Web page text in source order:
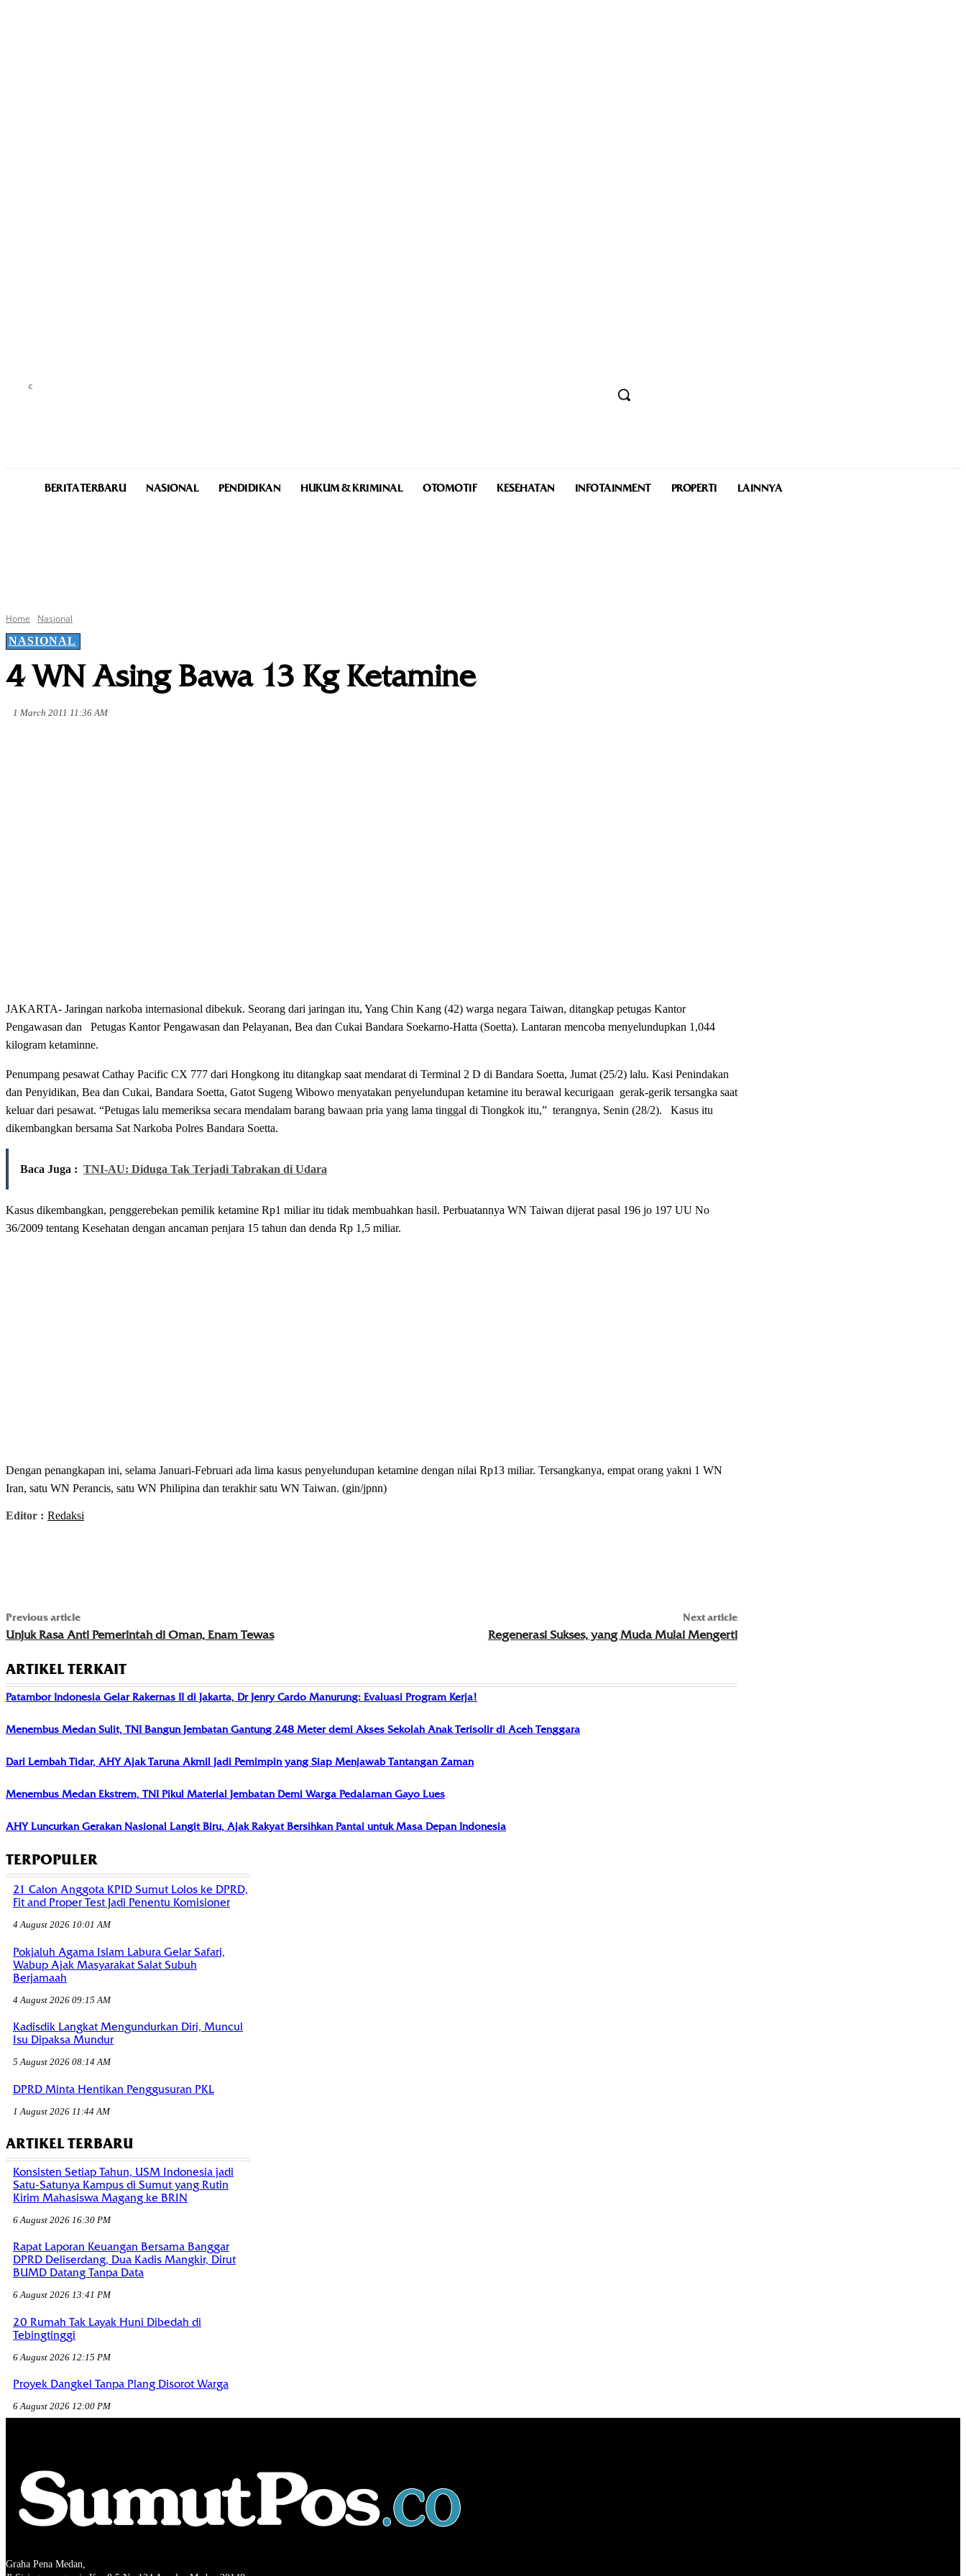
C
BERITA TERBARU NASIONAL PENDIDIKAN HUKUM & KRIMINAL OTOMOTIF KESEHATAN INFOTAINMENT PROPERTI LAINNYA
Home
Nasional
NASIONAL
4 WN Asing Bawa 13 Kg Ketamine
1 March 2011 11:36 AM
JAKARTA- Jaringan narkoba internasional dibekuk. Seorang dari jaringan itu, Yang Chin Kang (42) warga negara Taiwan, ditangkap petugas Kantor
Pengawasan dan Petugas Kantor Pengawasan dan Pelayanan, Bea dan Cukai Bandara Soekarno-Hatta (Soetta). Lantaran mencoba menyelundupkan 1,044
kilogram ketaminne.
Penumpang pesawat Cathay Pacific CX 777 dari Hongkong itu ditangkap saat mendarat di Terminal 2 D di Bandara Soetta, Jumat (25/2) lalu. Kasi Penindakan
dan Penyidikan, Bea dan Cukai, Bandara Soetta, Gatot Sugeng Wibowo menyatakan penyelundupan ketamine itu berawal kecurigaan gerak-gerik tersangka saat
keluar dari pesawat. “Petugas lalu memeriksa secara mendalam barang bawaan pria yang lama tinggal di Tiongkok itu,” terangnya, Senin (28/2). Kasus itu
dikembangkan bersama Sat Narkoba Polres Bandara Soetta.
Baca Juga : TNI-AU: Diduga Tak Terjadi Tabrakan di Udara
Kasus dikembangkan, penggerebekan pemilik ketamine Rp1 miliar itu tidak membuahkan hasil. Perbuatannya WN Taiwan dijerat pasal 196 jo 197 UU No
36/2009 tentang Kesehatan dengan ancaman penjara 15 tahun dan denda Rp 1,5 miliar.
Dengan penangkapan ini, selama Januari-Februari ada lima kasus penyelundupan ketamine dengan nilai Rp13 miliar. Tersangkanya, empat orang yakni 1 WN
Iran, satu WN Perancis, satu WN Philipina dan terakhir satu WN Taiwan. (gin/jpnn)
Editor : Redaksi
Previous article
Unjuk Rasa Anti Pemerintah di Oman, Enam Tewas
Next article
Regenerasi Sukses, yang Muda Mulai Mengerti
ARTIKEL TERKAIT
Patambor Indonesia Gelar Rakernas II di Jakarta, Dr Jenry Cardo Manurung: Evaluasi Program Kerja!
Menembus Medan Sulit, TNI Bangun Jembatan Gantung 248 Meter demi Akses Sekolah Anak Terisolir di Aceh Tenggara
Dari Lembah Tidar, AHY Ajak Taruna Akmil Jadi Pemimpin yang Siap Menjawab Tantangan Zaman
Menembus Medan Ekstrem, TNI Pikul Material Jembatan Demi Warga Pedalaman Gayo Lues
AHY Luncurkan Gerakan Nasional Langit Biru, Ajak Rakyat Bersihkan Pantai untuk Masa Depan Indonesia
TERPOPULER
21 Calon Anggota KPID Sumut Lolos ke DPRD,
Fit and Proper Test Jadi Penentu Komisioner
4 August 2026 10:01 AM
Pokjaluh Agama Islam Labura Gelar Safari,
Wabup Ajak Masyarakat Salat Subuh
Berjamaah
4 August 2026 09:15 AM
Kadisdik Langkat Mengundurkan Diri, Muncul
Isu Dipaksa Mundur
5 August 2026 08:14 AM
DPRD Minta Hentikan Penggusuran PKL
1 August 2026 11:44 AM
ARTIKEL TERBARU
Konsisten Setiap Tahun, USM Indonesia jadi
Satu-Satunya Kampus di Sumut yang Rutin
Kirim Mahasiswa Magang ke BRIN
6 August 2026 16:30 PM
Rapat Laporan Keuangan Bersama Banggar
DPRD Deliserdang, Dua Kadis Mangkir, Dirut
BUMD Datang Tanpa Data
6 August 2026 13:41 PM
20 Rumah Tak Layak Huni Dibedah di
Tebingtinggi
6 August 2026 12:15 PM
Proyek Dangkel Tanpa Plang Disorot Warga
6 August 2026 12:00 PM
Graha Pena Medan,